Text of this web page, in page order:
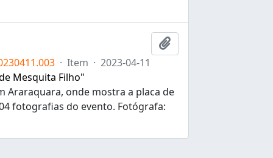
Adicionar a área de
· Item · 2023-04-11
Mesquita Filho"
Araraquara, onde mostra a placa de
fotografias do evento. Fotógrafa: